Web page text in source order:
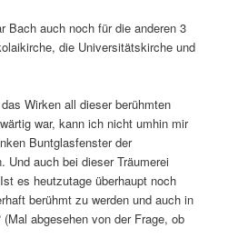
Bach auch noch für die anderen 3
die Universitätskirche und
Wirken all dieser berühmten
war, kann ich nicht umhin mir
Buntglasfenster der
Und auch bei dieser Träumerei
es heutzutage überhaupt noch
berühmt zu werden und auch in
abgesehen von der Frage, ob